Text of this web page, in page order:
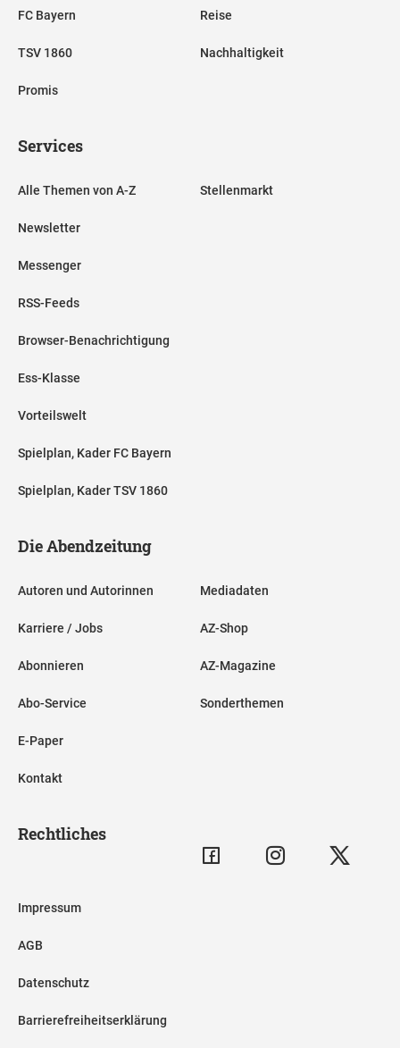
FC Bayern
TSV 1860
Promis
Reise
Nachhaltigkeit
Services
Alle Themen von A-Z
Newsletter
Messenger
RSS-Feeds
Browser-Benachrichtigung
Ess-Klasse
Vorteilswelt
Spielplan, Kader FC Bayern
Spielplan, Kader TSV 1860
Stellenmarkt
Die Abendzeitung
Autoren und Autorinnen
Karriere / Jobs
Abonnieren
Abo-Service
E-Paper
Kontakt
Mediadaten
AZ-Shop
AZ-Magazine
Sonderthemen
Rechtliches
Impressum
AGB
Datenschutz
Barrierefreiheitserklärung